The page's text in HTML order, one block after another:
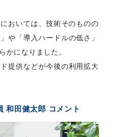
おいては、技術そのものの
や「導入ハードルの低さ」
かになりました。
提供などが今後の利用拡大
和田健太郎 コメント